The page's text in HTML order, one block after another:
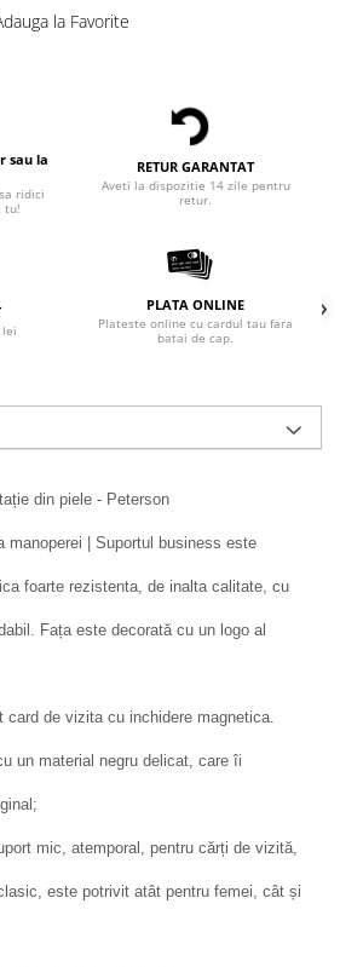
la Favorite
sau la
ridici
tu!
RETUR GARANTAT
Aveti la dispozitie 14 zile pentru
retur.
lei
PLATA ONLINE
Plateste online cu cardul tau fara
batai de cap.
din piele - Peterson
manoperei | Suportul business este
foarte rezistenta, de inalta calitate, cu
Fața este decorată cu un logo al
card de vizita cu inchidere magnetica.
un material negru delicat, care îi
mic, atemporal, pentru cărți de vizită,
este potrivit atât pentru femei, cât și